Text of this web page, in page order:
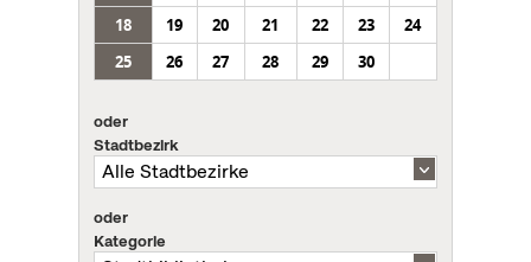
18
19 20 21 22 23
24
25
26 27 28 29 30
oder
Stadtbezirk
oder
Kategorie